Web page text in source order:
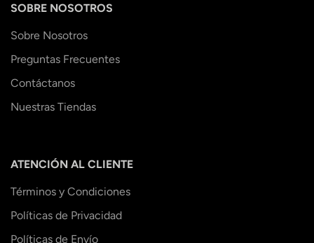
SOBRE NOSOTROS
Sobre Nosotros
Preguntas Frecuentes
Contáctanos
Nuestras Tiendas
ATENCIÓN AL CLIENTE
Términos y Condiciones
Políticas de Privacidad
Políticas de Envío